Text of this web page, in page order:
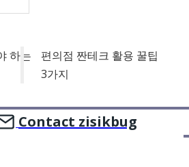
하는
편의점 짠테크 활용 꿀팁
3가지
Contact zisikbug